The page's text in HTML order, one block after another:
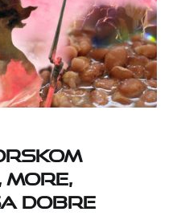
dobre